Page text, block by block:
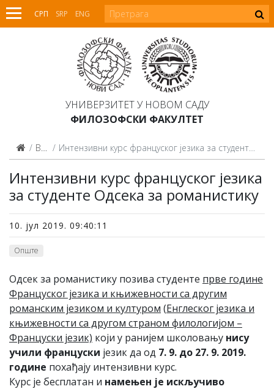
СРП SRP ENG
УНИВЕРЗИТЕТ У НОВОМ САДУ
ФИЛОЗОФСКИ ФАКУЛТЕТ
Вести Интензивни курс француског језика за студенте Одсека за романистику
Интензивни курс француског језика
за студенте Одсека за романистику
10. јул 2019. 09:40:11
Опште
Одсек за романистику позива студенте прве године
Француског језика и књижевности са другим
романским језиком и културом (Енглеског језика и
књижевности са другом страном филологијом –
Француски језик) који у ранијем школовању нису
учили француски језик да од 7. 9. до 27. 9. 2019.
године похађају интензивни курс.
Курс је бесплатан и намењен је искључиво